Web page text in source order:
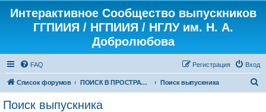
Интерактивное Сообщество выпускников
ГГПИИЯ / НГПИИЯ / НГЛУ им. Н. А.
Добролюбова
FAQ Вход
Регистрация
Список форумов ПОИСК В ПРОСТРАНСТВЕ И ВРЕМЕНИ Поиск выпускника
Поиск выпускника